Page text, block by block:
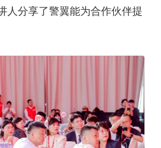
人分享了警翼能为合作伙伴提